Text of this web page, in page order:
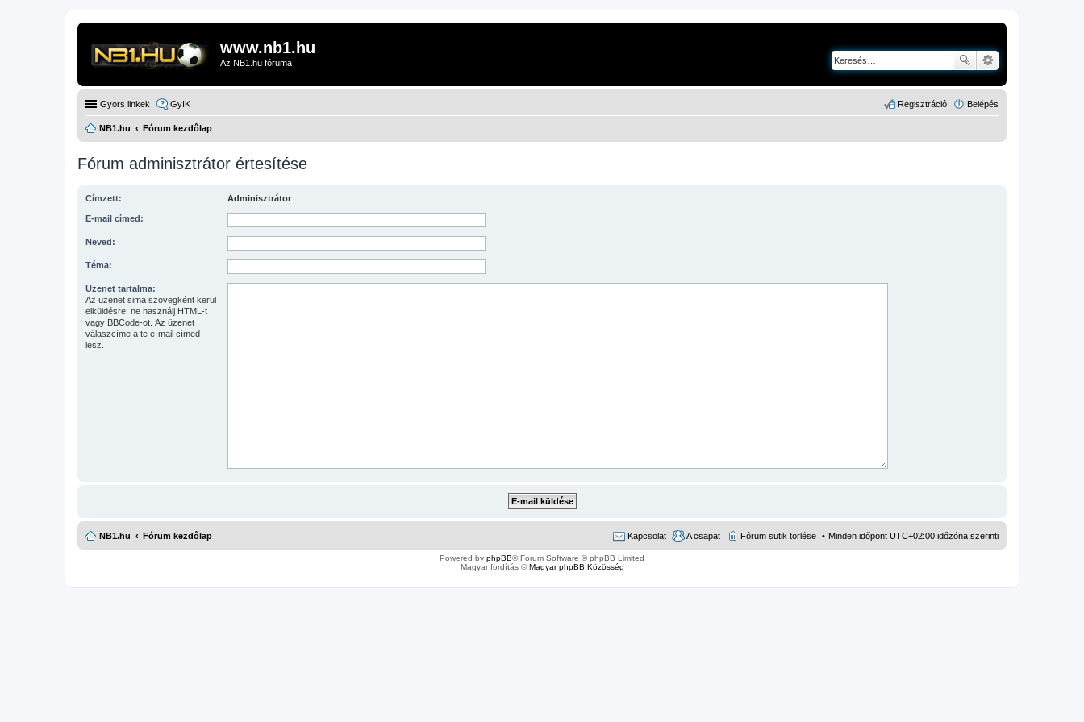
www.nb1.hu
Az NB1.hu fóruma
Gyors linkek GyIK Belépés
Regisztráció
NB1.hu Fórum kezdőlap
Fórum adminisztrátor értesítése
Címzett: Adminisztrátor
E-mail címed:
Neved:
Téma:
Üzenet tartalma:
Az üzenet sima szövegként kerül
elküldésre, ne használj HTML-t
vagy BBCode-ot. Az üzenet
válaszcíme a te e-mail címed
lesz.
NB1.hu Fórum kezdőlap Minden időpont UTC+02:00 időzóna szerinti
Fórum sütik törlése
A csapat
Kapcsolat
Powered by phpBB® Forum Software © phpBB Limited
Magyar fordítás ©Magyar phpBB Közösség